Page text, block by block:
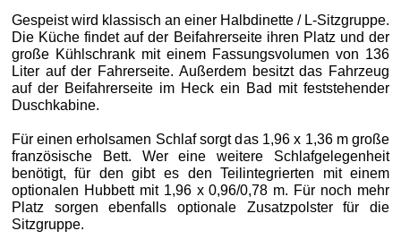
Gespeist wird klassisch an einer Halbdinette / L-Sitzgruppe.
Die Küche findet auf der Beifahrerseite ihren Platz und der
große Kühlschrank mit einem Fassungsvolumen von 136
Liter auf der Fahrerseite. Außerdem besitzt das Fahrzeug
auf der Beifahrerseite im Heck ein Bad mit feststehender
Duschkabine.
Für einen erholsamen Schlaf sorgt das 1,96 x 1,36 m große
französische Bett. Wer eine weitere Schlafgelegenheit
benötigt, für den gibt es den Teilintegrierten mit einem
optionalen Hubbett mit 1,96 x 0,96/0,78 m. Für noch mehr
Platz sorgen ebenfalls optionale Zusatzpolster für die
Sitzgruppe.